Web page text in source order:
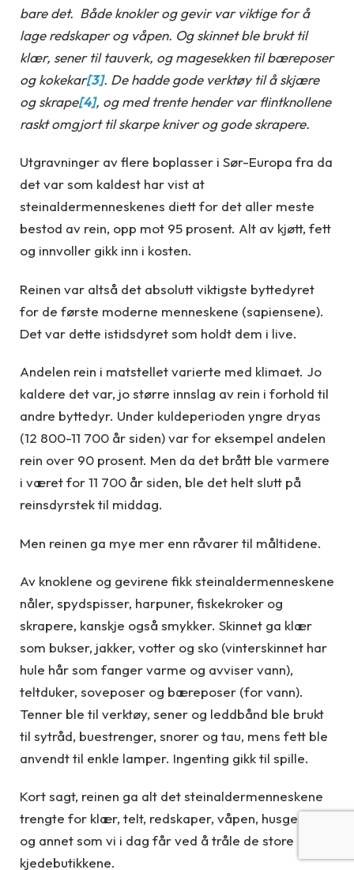
bare det. Både knokler og gevir var viktige for å
lage redskaper og våpen. Og skinnet ble brukt til
klær, sener til tauverk, og magesekken til bæreposer
og kokekar[3]. De hadde gode verktøy til å skjære
og skrape[4], og med trente hender var flintknollene
raskt omgjort til skarpe kniver og gode skrapere.
Utgravninger av flere boplasser i Sør-Europa fra da
det var som kaldest har vist at
steinaldermenneskenes diett for det aller meste
bestod av rein, opp mot 95 prosent. Alt av kjøtt, fett
og innvoller gikk inn i kosten.
Reinen var altså det absolutt viktigste byttedyret
for de første moderne menneskene (sapiensene).
Det var dette istidsdyret som holdt dem i live.
Andelen rein i matstellet varierte med klimaet. Jo
kaldere det var, jo større innslag av rein i forhold til
andre byttedyr. Under kuldeperioden yngre dryas
(12 800-11 700 år siden) var for eksempel andelen
rein over 90 prosent. Men da det brått ble varmere
i været for 11 700 år siden, ble det helt slutt på
reinsdyrstek til middag.
Men reinen ga mye mer enn råvarer til måltidene.
Av knoklene og gevirene fikk steinaldermenneskene
nåler, spydspisser, harpuner, fiskekroker og
skrapere, kanskje også smykker. Skinnet ga klær
som bukser, jakker, votter og sko (vinterskinnet har
hule hår som fanger varme og avviser vann),
teltduker, soveposer og bæreposer (for vann).
Tenner ble til verktøy, sener og leddbånd ble brukt
til sytråd, buestrenger, snorer og tau, mens fett ble
anvendt til enkle lamper. Ingenting gikk til spille.
Kort sagt, reinen ga alt det steinaldermenneskene
trengte for klær, telt, redskaper, våpen, husgeråd
og annet som vi i dag får ved å tråle de store
kjedebutikkene.